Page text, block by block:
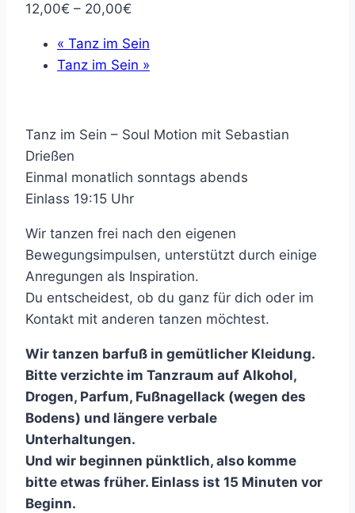
12,00€ – 20,00€
« Tanz im Sein
Tanz im Sein »
Tanz im Sein – Soul Motion mit Sebastian
Drießen
Einmal monatlich sonntags abends
Einlass 19:15 Uhr
Wir tanzen frei nach den eigenen
Bewegungsimpulsen, unterstützt durch einige
Anregungen als Inspiration.
Du entscheidest, ob du ganz für dich oder im
Kontakt mit anderen tanzen möchtest.
Wir tanzen barfuß in gemütlicher Kleidung.
Bitte verzichte im Tanzraum auf Alkohol,
Drogen, Parfum, Fußnagellack (wegen des
Bodens) und längere verbale
Unterhaltungen.
Und wir beginnen pünktlich, also komme
bitte etwas früher. Einlass ist 15 Minuten vor
Beginn.